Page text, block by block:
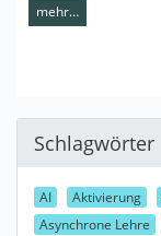
mehr…
Schlagwörter
AI Aktivierung
Asynchrone Lehre